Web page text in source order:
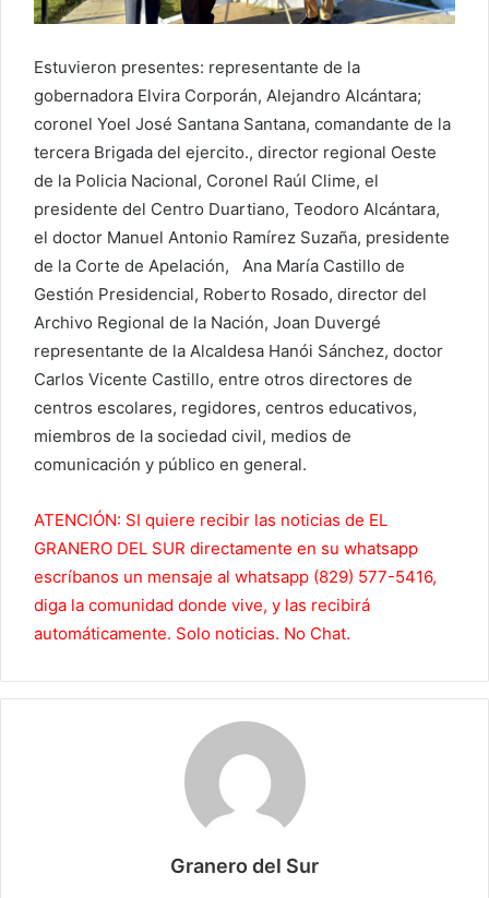
Estuvieron presentes: representante de la
gobernadora Elvira Corporán, Alejandro Alcántara;
coronel Yoel José Santana Santana, comandante de la
tercera Brigada del ejercito., director regional Oeste
de la Policia Nacional, Coronel Raúl Clime, el
presidente del Centro Duartiano, Teodoro Alcántara,
el doctor Manuel Antonio Ramírez Suzaña, presidente
de la Corte de Apelación, Ana María Castillo de
Gestión Presidencial, Roberto Rosado, director del
Archivo Regional de la Nación, Joan Duvergé
representante de la Alcaldesa Hanói Sánchez, doctor
Carlos Vicente Castillo, entre otros directores de
centros escolares, regidores, centros educativos,
miembros de la sociedad civil, medios de
comunicación y público en general.
ATENCIÓN: SI quiere recibir las noticias de EL
GRANERO DEL SUR directamente en su whatsapp
escríbanos un mensaje al whatsapp (829) 577-5416,
diga la comunidad donde vive, y las recibirá
automáticamente. Solo noticias. No Chat.
Granero del Sur